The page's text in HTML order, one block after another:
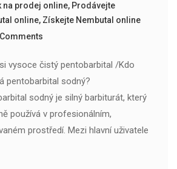
na prodej online, Prodávejte
online, Získejte Nembutal online
vysoce čistý pentobarbital /Kdo
pentobarbital sodný?
sodný je silný barbiturát, který
používá v profesionálním,
prostředí. Mezi hlavní uživatele